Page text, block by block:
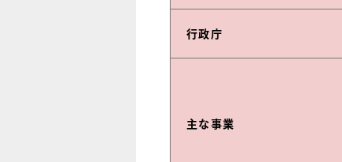
行政庁
主な事業